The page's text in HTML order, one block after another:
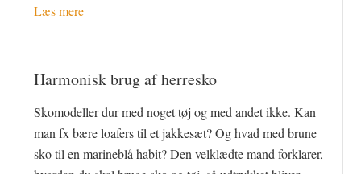
Læs mere
Harmonisk brug af herresko
Skomodeller dur med noget tøj og med andet ikke. Kan
man fx bære loafers til et jakkesæt? Og hvad med brune
sko til en marineblå habit? Den velklædte mand forklarer,